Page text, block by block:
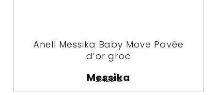
Anell Messika Baby Move Pavée
d’or groc
Messika
2.423€